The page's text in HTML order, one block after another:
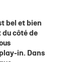
bel et bien
du côté de
in. Dans